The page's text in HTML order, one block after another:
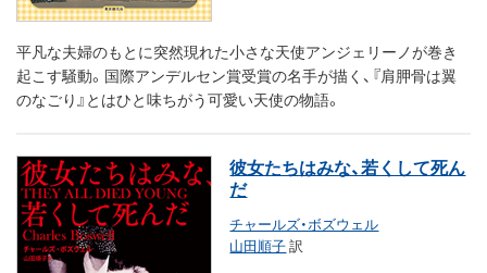
平凡な夫婦のもとに突然現れた小さな天使アンジェリーノが巻き
起こす騒動。国際アンデルセン賞受賞の名手が描く、『肩胛骨は翼
のなごり』とはひと味ちがう可愛い天使の物語。
彼女たちはみな、若くして死ん
だ
チャールズ・ボズウェル
山田順子訳